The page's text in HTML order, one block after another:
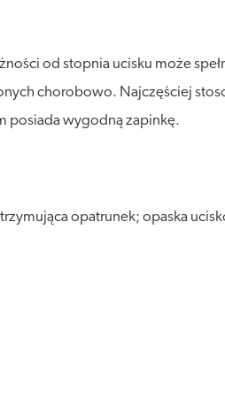
od stopnia ucisku może
chorobowo. Najczęściej
posiada wygodną zapinkę.
opatrunek; opaska